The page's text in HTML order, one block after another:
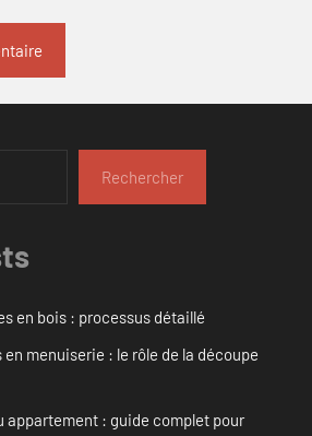
Rechercher
en bois : processus détaillé
menuiserie : le rôle de la découpe
appartement : guide complet pour